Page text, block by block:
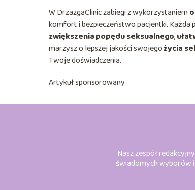
W DrzazgaClinic zabiegi z wykorzystaniem
komfort i bezpieczeństwo pacjentki.
zwiększenia popędu seksualnego,
marzysz o lepszej jakości swojegożycia
Twoje doświadczenia.
Artykuł sponsorowany
Nasz zespół
świadomych wyborów